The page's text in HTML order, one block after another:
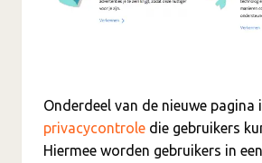
Onderdeel van de nieuwe pagina
privacycontrole die gebruikers
Hiermee worden gebruikers in